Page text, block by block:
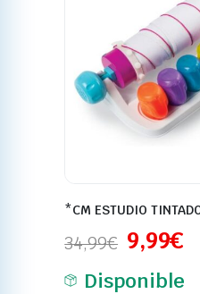
*CM ESTUDIO
34,99€ 9,99€
Disponible